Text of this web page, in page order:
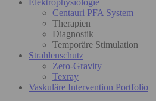
Centauri PFA System
Therapien
Diagnostik
Temporäre Stimulation
Strahlenschutz
Zero-Gravity
Texray
Vaskuläre Intervention Portfolio